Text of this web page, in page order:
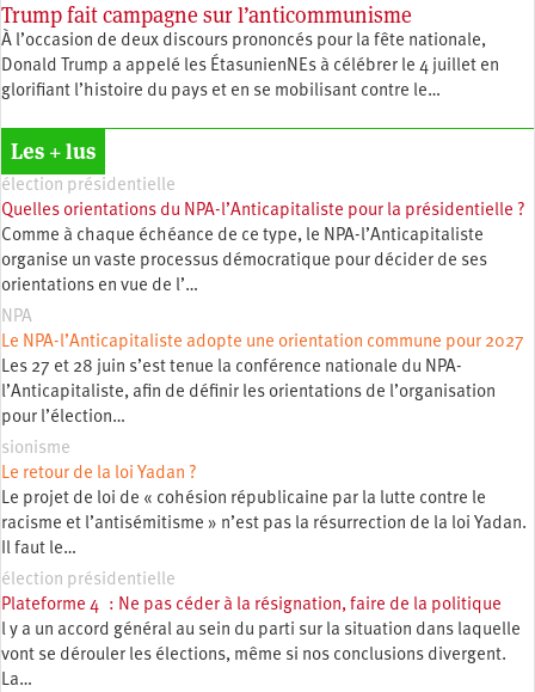
Trump fait campagne sur l’anticommunisme
À l’occasion de deux discours prononcés pour la fête nationale,
Donald Trump a appelé les ÉtasunienNEs à célébrer le 4 juillet en
glorifiant l’histoire du pays et en se mobilisant contre le…
Les + lus
élection présidentielle
Quelles orientations du NPA-l’Anticapitaliste pour la présidentielle ?
Comme à chaque échéance de ce type, le NPA-l’Anticapitaliste
organise un vaste processus démocratique pour décider de ses
orientations en vue de l’…
NPA
Le NPA-l’Anticapitaliste adopte une orientation commune pour 2027
Les 27 et 28 juin s’est tenue la conférence nationale du NPA-
l’Anticapitaliste, afin de définir les orientations de l’organisation
pour l’élection…
sionisme
Le retour de la loi Yadan ?
Le projet de loi de « cohésion républicaine par la lutte contre le
racisme et l’antisémitisme » n’est pas la résurrection de la loi Yadan.
Il faut le…
élection présidentielle
Plateforme 4 : Ne pas céder à la résignation, faire de la politique
l y a un accord général au sein du parti sur la situation dans laquelle
vont se dérouler les élections, même si nos conclusions divergent.
La…